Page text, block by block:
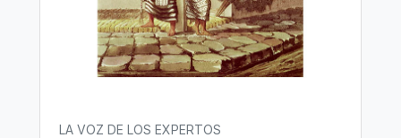
LA VOZ DE LOS EXPERTOS